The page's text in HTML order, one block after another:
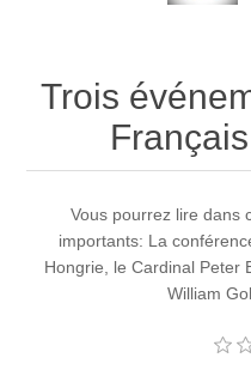
Trois
Vous pourrez lire dans
importants: La
Hongrie, le Cardinal Peter
William